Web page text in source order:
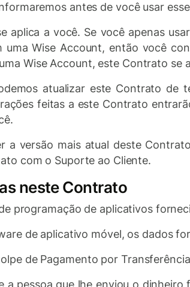
antes de você usar
aplica a você. Se você apenas
uma Wise Account, então você
Wise Account, este Contrato se
atualizar este Contrato
feitas a este Contrato
a versão mais atual deste
com o Suporte ao Cliente​.
neste Contrato
programação de aplicativos
de aplicativo móvel, os dados
de Pagamento por
a pessoa que lhe enviou o